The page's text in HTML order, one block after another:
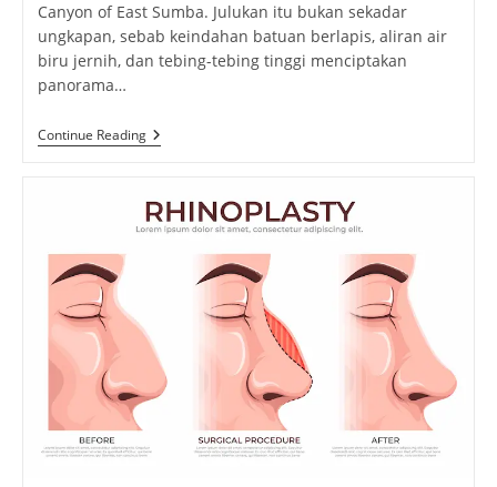
Canyon of East Sumba. Julukan itu bukan sekadar
ungkapan, sebab keindahan batuan berlapis, aliran air
biru jernih, dan tebing-tebing tinggi menciptakan
panorama…
Continue ReadingAir
Terjun
Tersembunyi
Di
Menghipnotis
Pelancong